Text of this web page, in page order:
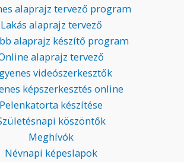
alaprajz tervező program
Lakás alaprajz tervező
alaprajz készítő program
alaprajz tervező
videószerkesztők
képszerkesztés online
Pelenkatorta készítése
köszöntők
Meghívók
Névnapi képeslapok